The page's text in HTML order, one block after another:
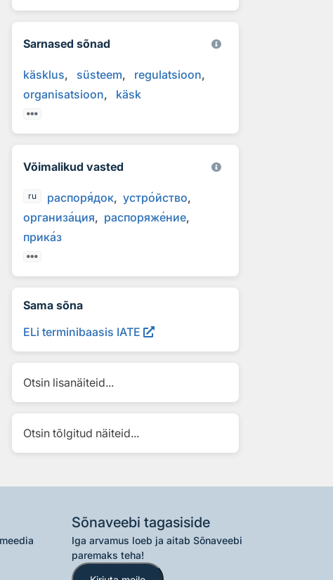
Sarnased sõnad
käsklus süsteem
regulatsioon
organisatsioon
käsk
Võimalikud vasted
ru распорядок устройство
организация распоряжение
приказ
Sama sõna
ELi terminibaasis IATE
Otsin lisanäiteid...
Otsin tõlgitud näiteid...
Sõnaveebi tagasiside
Iga arvamus loeb ja aitab Sõnaveebi
paremaks teha!